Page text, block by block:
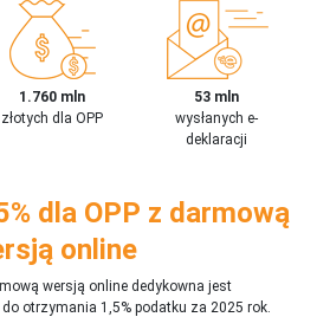
1.760 mln
złotych dla OPP
53 mln
wysłanych e-
deklaracji
dla OPP z darmową
online
wersją online dedykowna jest
otrzymania 1,5% podatku za 2025 rok.